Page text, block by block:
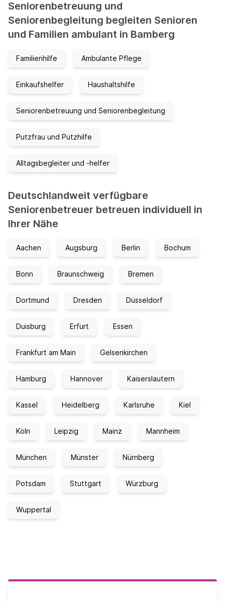
Seniorenbetreuung und
Seniorenbegleitung begleiten Senioren
und Familien ambulant in Bamberg
Familienhilfe Ambulante Pflege
Einkaufshelfer Haushaltshilfe
Seniorenbetreuung und Seniorenbegleitung
Putzfrau und Putzhilfe
Alltagsbegleiter und -helfer
Deutschlandweit verfügbare
Seniorenbetreuer betreuen individuell in
Ihrer Nähe
Aachen Augsburg Berlin Bochum
Bonn Braunschweig Bremen
Dortmund Dresden Düsseldorf
Duisburg Erfurt Essen
Frankfurt am Main Gelsenkirchen
Hamburg Hannover Kaiserslautern
Kassel Heidelberg Karlsruhe Kiel
Köln Leipzig Mainz Mannheim
München Münster Nürnberg
Potsdam Stuttgart Würzburg
Wuppertal